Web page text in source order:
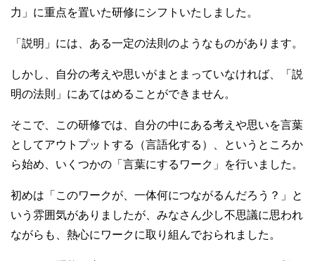
力」に重点を置いた研修にシフトいたしました。
「説明」には、ある一定の法則のようなものがあります。
しかし、自分の考えや思いがまとまっていなければ、「説
明の法則」にあてはめることができません。
そこで、この研修では、自分の中にある考えや思いを言葉
としてアウトプットする（言語化する）、というところか
ら始め、いくつかの「言葉にするワーク」を行いました。
初めは「このワークが、一体何につながるんだろう？」と
いう雰囲気がありましたが、みなさん少し不思議に思われ
ながらも、熱心にワークに取り組んでおられました。